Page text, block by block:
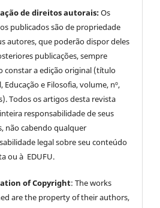
de direitos autorais:Os
publicados são de propriedade
autores, que poderão dispor deles
publicações, sempre
constar a edição original (título
Educação e Filosofia, volume, nº,
Todos os artigos desta revista
responsabilidade de seus
não cabendo qualquer
legal sobre seu conteúdo
ou à EDUFU.
of Copyright: The works
are the property of their authors,